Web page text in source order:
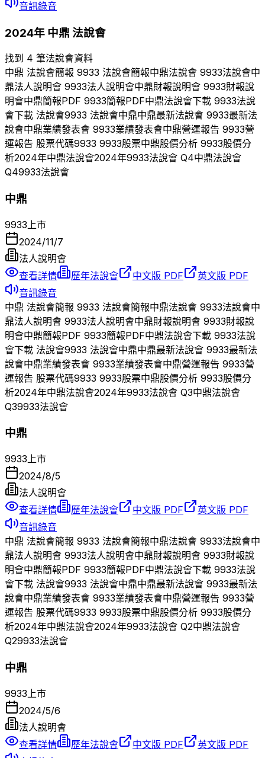
音訊錄音
2024年 中鼎 法說會
找到 4 筆法說會資料
中鼎 法說會簡報 9933 法說會簡報中鼎法說會 9933法說會中
鼎法人說明會 9933法人說明會中鼎財報說明會 9933財報說
明會中鼎簡報PDF 9933簡報PDF中鼎法說會下載 9933法說
會下載 法說會9933 法說會中鼎中鼎最新法說會 9933最新法
說會中鼎業績發表會 9933業績發表會中鼎營運報告 9933營
運報告 股票代碼9933 9933股票中鼎股價分析 9933股價分
析2024年中鼎法說會2024年9933法說會 Q4中鼎法說會
Q49933法說會
中鼎
9933 上市
2024/11/7
法人說明會
查看詳情
歷年法說會 中文版 PDF
英文版 PDF
音訊錄音
中鼎 法說會簡報 9933 法說會簡報中鼎法說會 9933法說會中
鼎法人說明會 9933法人說明會中鼎財報說明會 9933財報說
明會中鼎簡報PDF 9933簡報PDF中鼎法說會下載 9933法說
會下載 法說會9933 法說會中鼎中鼎最新法說會 9933最新法
說會中鼎業績發表會 9933業績發表會中鼎營運報告 9933營
運報告 股票代碼9933 9933股票中鼎股價分析 9933股價分
析2024年中鼎法說會2024年9933法說會 Q3中鼎法說會
Q39933法說會
中鼎
9933上市
2024/8/5
法人說明會
查看詳情
歷年法說會 中文版 PDF
英文版 PDF
音訊錄音
中鼎 法說會簡報 9933 法說會簡報中鼎法說會 9933法說會中
鼎法人說明會 9933法人說明會中鼎財報說明會 9933財報說
明會中鼎簡報PDF 9933簡報PDF中鼎法說會下載 9933法說
會下載 法說會9933 法說會中鼎中鼎最新法說會 9933最新法
說會中鼎業績發表會 9933業績發表會中鼎營運報告 9933營
運報告 股票代碼9933 9933股票中鼎股價分析 9933股價分
析2024年中鼎法說會2024年9933法說會 Q2中鼎法說會
Q29933法說會
中鼎
9933 上市
2024/5/6
法人說明會
查看詳情
歷年法說會 中文版 PDF
英文版 PDF